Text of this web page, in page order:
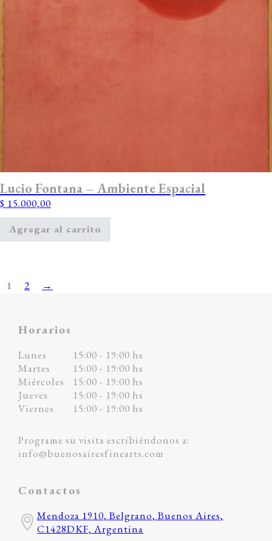
Lucio Fontana – Ambiente Espacial
$ 15.000,00
Agregar al carrito
1 2 →
Horarios
Lunes
15:00 - 19:00 hs
Martes
15:00 - 19:00 hs
Miércoles
15:00 - 19:00 hs
Jueves
15:00 - 19:00 hs
Viernes
15:00 - 19:00 hs
Programe su visita escribiéndonos a:
info@buenosairesfinearts.com
Contactos
Mendoza 1910, Belgrano, Buenos Aires,
C1428DKF, Argentina